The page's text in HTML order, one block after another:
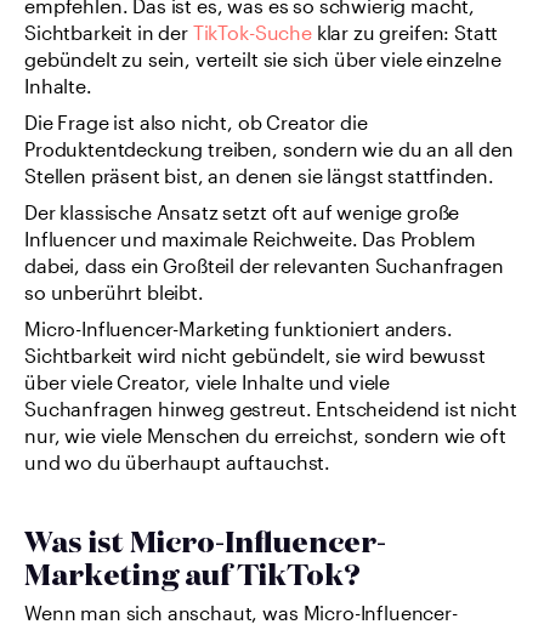
empfehlen. Das ist es, was es so schwierig macht,
Sichtbarkeit in der
TikTok-Suche klar zu greifen: Statt
gebündelt zu sein, verteilt sie sich über viele einzelne
Inhalte.
Die Frage ist also nicht, ob Creator die
Produktentdeckung treiben, sondern wie du an all den
Stellen präsent bist, an denen sie längst stattfinden.
Der klassische Ansatz setzt oft auf wenige große
Influencer und maximale Reichweite. Das Problem
dabei, dass ein Großteil der relevanten Suchanfragen
so unberührt bleibt.
Micro-Influencer-Marketing funktioniert anders.
Sichtbarkeit wird nicht gebündelt, sie wird bewusst
über viele Creator, viele Inhalte und viele
Suchanfragen hinweg gestreut. Entscheidend ist nicht
nur, wie viele Menschen du erreichst, sondern wie oft
und wo du überhaupt auftauchst.
Was ist Micro-Influencer-
Marketing auf TikTok?
Wenn man sich anschaut, was Micro-Influencer-